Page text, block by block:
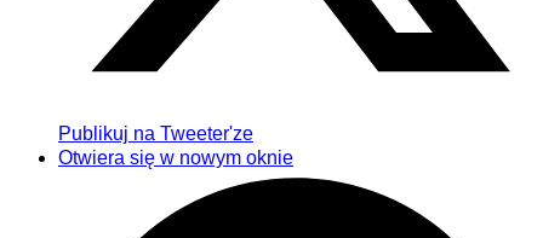
Publikuj na Tweeter'ze
Otwiera się w nowym oknie